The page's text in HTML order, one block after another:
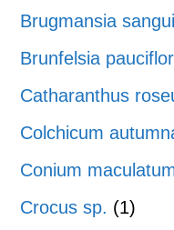
Brugmansia
Brunfelsia
Catharanthus
Colchicum
Conium
Crocus sp. (1)